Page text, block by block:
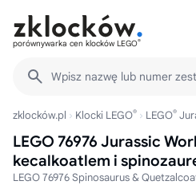
porównywarka cen klocków LEGO®
Wpisz nazwę lub numer
zklocków.pl Klocki LEGO® LEGO®
LEGO 76976 Jurassic
kecalkoatlem i
LEGO 76976 Spinosaurus &